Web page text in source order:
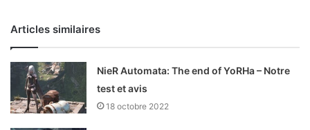
Articles similaires
NieR Automata: The end of YoRHa – Notre
test et avis
18 octobre 2022